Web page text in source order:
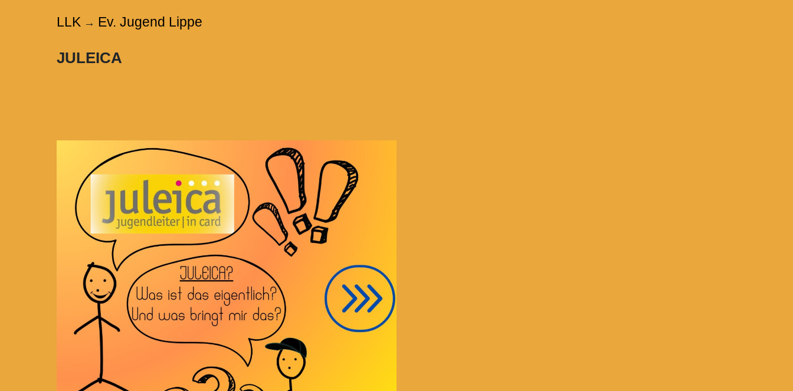
LLK→ Ev. Jugend Lippe
JULEICA